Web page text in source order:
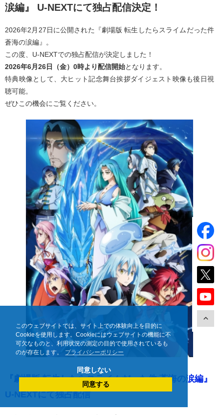
このウェブサイトでは、サイト上での体験向上を目的に
Cookieを使用します。Cookieにはウェブサイトの機能に不
可欠なものと、利用状況の測定の目的で使用されているも
のが存在します。
プライバシーポリシー
同意しない
同意する
涙編』 U-NEXTにて独占配信決定！​
2026年2月27日に公開された『劇場版 転生したらスライムだった件
蒼海の涙編』。
この度、U-NEXTでの独占配信が決定しました！
2026年6月26日（金）0時より配信開始となります。
特典映像として、大ヒット記念舞台挨拶ダイジェスト映像も後日視
聴可能。
ぜひこの機会にご覧ください。
『劇場版 転生したらスライムだった件 蒼海の涙編』
U-NEXTにて独占配信